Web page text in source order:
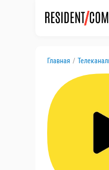
Главная /